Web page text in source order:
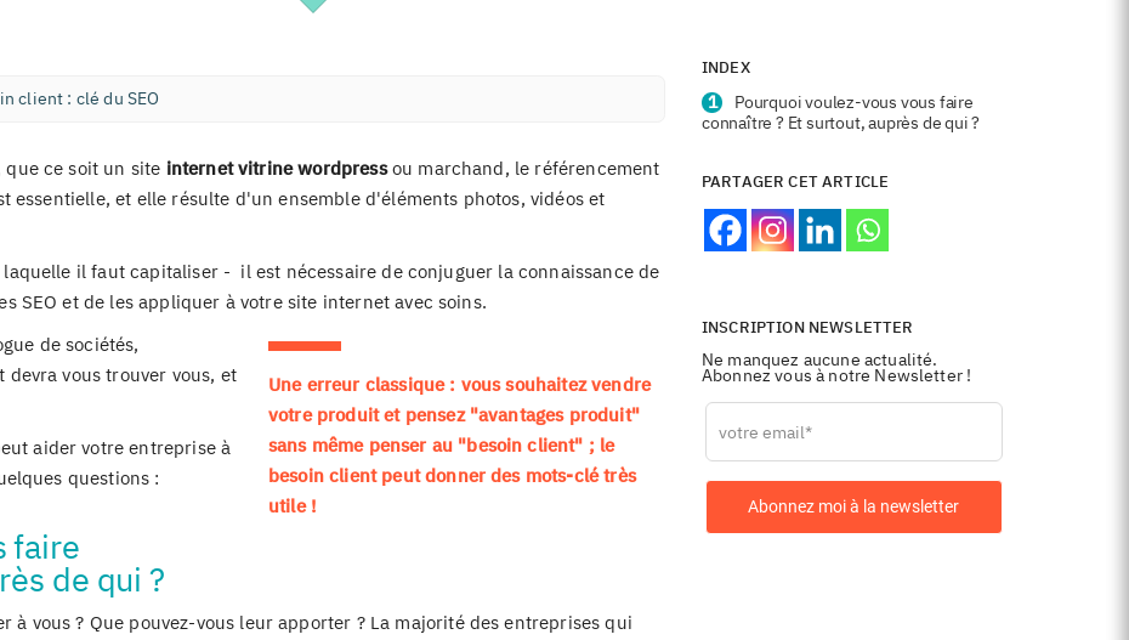
client : clé du SEO
ce soit un site internet vitrine wordpressou marchand, le référencement
et elle résulte d'un ensemble d'éléments photos, vidéos et
il faut capitaliser - il est nécessaire de conjuguer la connaissance de
SEO et de les appliquer à votre site internet avec soins.
Une erreur classique : vous souhaitez vendre
votre produit et pensez "avantages produit"
sans même penser au "besoin client" ; le
besoin client peut donner des mots-clé très
utile !
de sociétés,
vous trouver vous, et
aider votre entreprise à
questions :
faire
de qui ?
à vous ? Que pouvez-vous leur apporter ? La majorité des entreprises qui
INDEX
Pourquoi voulez-vous vous faire
connaître ? Et surtout, auprès de qui ?
PARTAGER CET ARTICLE
INSCRIPTION NEWSLETTER
Ne manquez aucune actualité.
Abonnez vous à notre Newsletter !
Leave
this
Abonnez moi à la newsletter